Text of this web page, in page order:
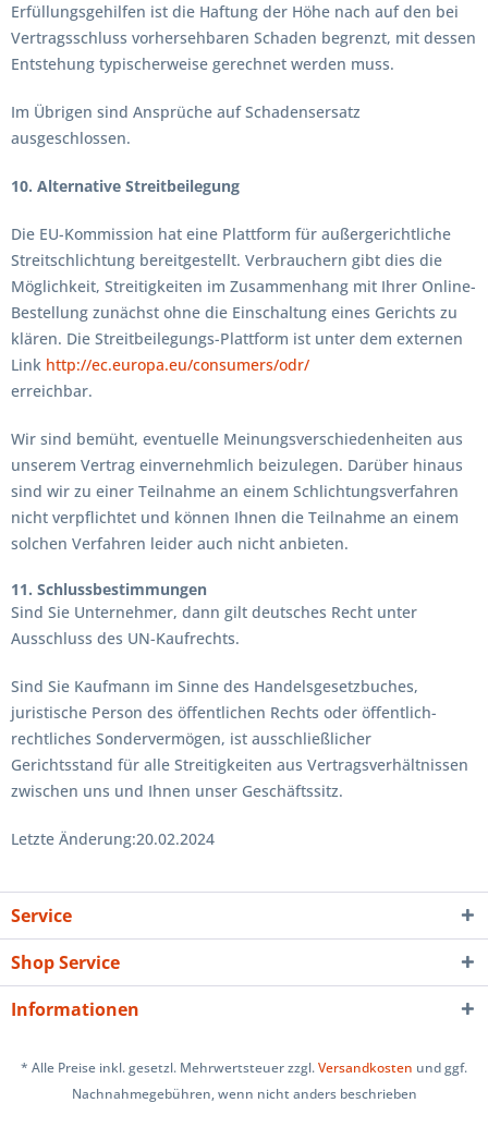
Erfüllungsgehilfen ist die Haftung der Höhe nach auf den bei
Vertragsschluss vorhersehbaren Schaden begrenzt, mit dessen
Entstehung typischerweise gerechnet werden muss.
Im Übrigen sind Ansprüche auf Schadensersatz
ausgeschlossen.
10. Alternative Streitbeilegung
Die EU-Kommission hat eine Plattform für außergerichtliche
Streitschlichtung bereitgestellt. Verbrauchern gibt dies die
Möglichkeit, Streitigkeiten im Zusammenhang mit Ihrer Online-
Bestellung zunächst ohne die Einschaltung eines Gerichts zu
klären. Die Streitbeilegungs-Plattform ist unter dem externen
Link http://ec.europa.eu/consumers/odr/
erreichbar.
Wir sind bemüht, eventuelle Meinungsverschiedenheiten aus
unserem Vertrag einvernehmlich beizulegen. Darüber hinaus
sind wir zu einer Teilnahme an einem Schlichtungsverfahren
nicht verpflichtet und können Ihnen die Teilnahme an einem
solchen Verfahren leider auch nicht anbieten.
11. Schlussbestimmungen
Sind Sie Unternehmer, dann gilt deutsches Recht unter
Ausschluss des UN-Kaufrechts.
Sind Sie Kaufmann im Sinne des Handelsgesetzbuches,
juristische Person des öffentlichen Rechts oder öffentlich-
rechtliches Sondervermögen, ist ausschließlicher
Gerichtsstand für alle Streitigkeiten aus Vertragsverhältnissen
zwischen uns und Ihnen unser Geschäftssitz.
Letzte Änderung:20.02.2024
Service
Shop Service
Informationen
* Alle Preise inkl. gesetzl. Mehrwertsteuer zzgl.Versandkosten und ggf.
Nachnahmegebühren, wenn nicht anders beschrieben